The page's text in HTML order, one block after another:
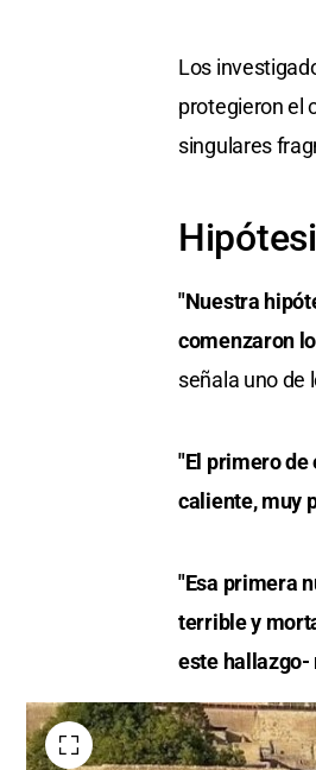
Los
protegieron el
singulares
"Nuestra
comenzaron
señala uno de
"El primero de
caliente, muy
"Esa primera
terrible y
este hallazgo-